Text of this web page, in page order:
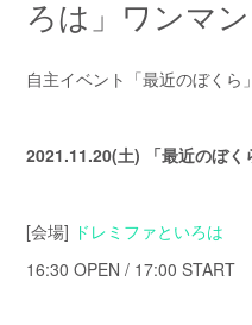
ろは」ワンマ
自主イベント「最近のぼくら
2021.11.20(土) 「最近のぼく
[会場] ドレミファといろは
16:30 OPEN / 17:00 START